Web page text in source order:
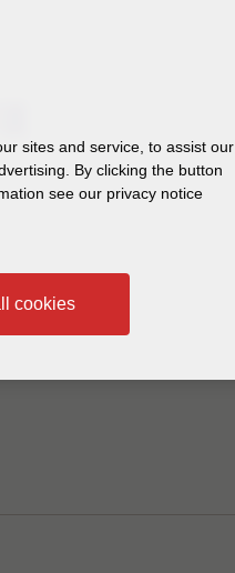
sites and service, to assist our
By clicking the button
see our privacy notice
cookies